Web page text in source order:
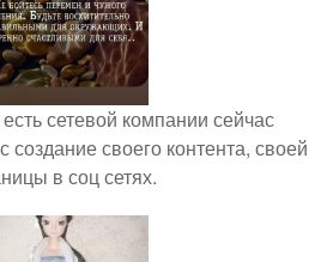
сетевой компании сейчас
создание своего контента, своей
в соц сетях.